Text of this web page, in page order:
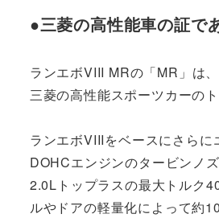
●三菱の高性能車の証で
ランエボVIII MRの「MR」は
三菱の高性能スポーツカーの
ランエボVIIIをベースにさら
DOHCエンジンのタービンノ
2.0Lトップラスの最大トルク
ルやドアの軽量化によって約